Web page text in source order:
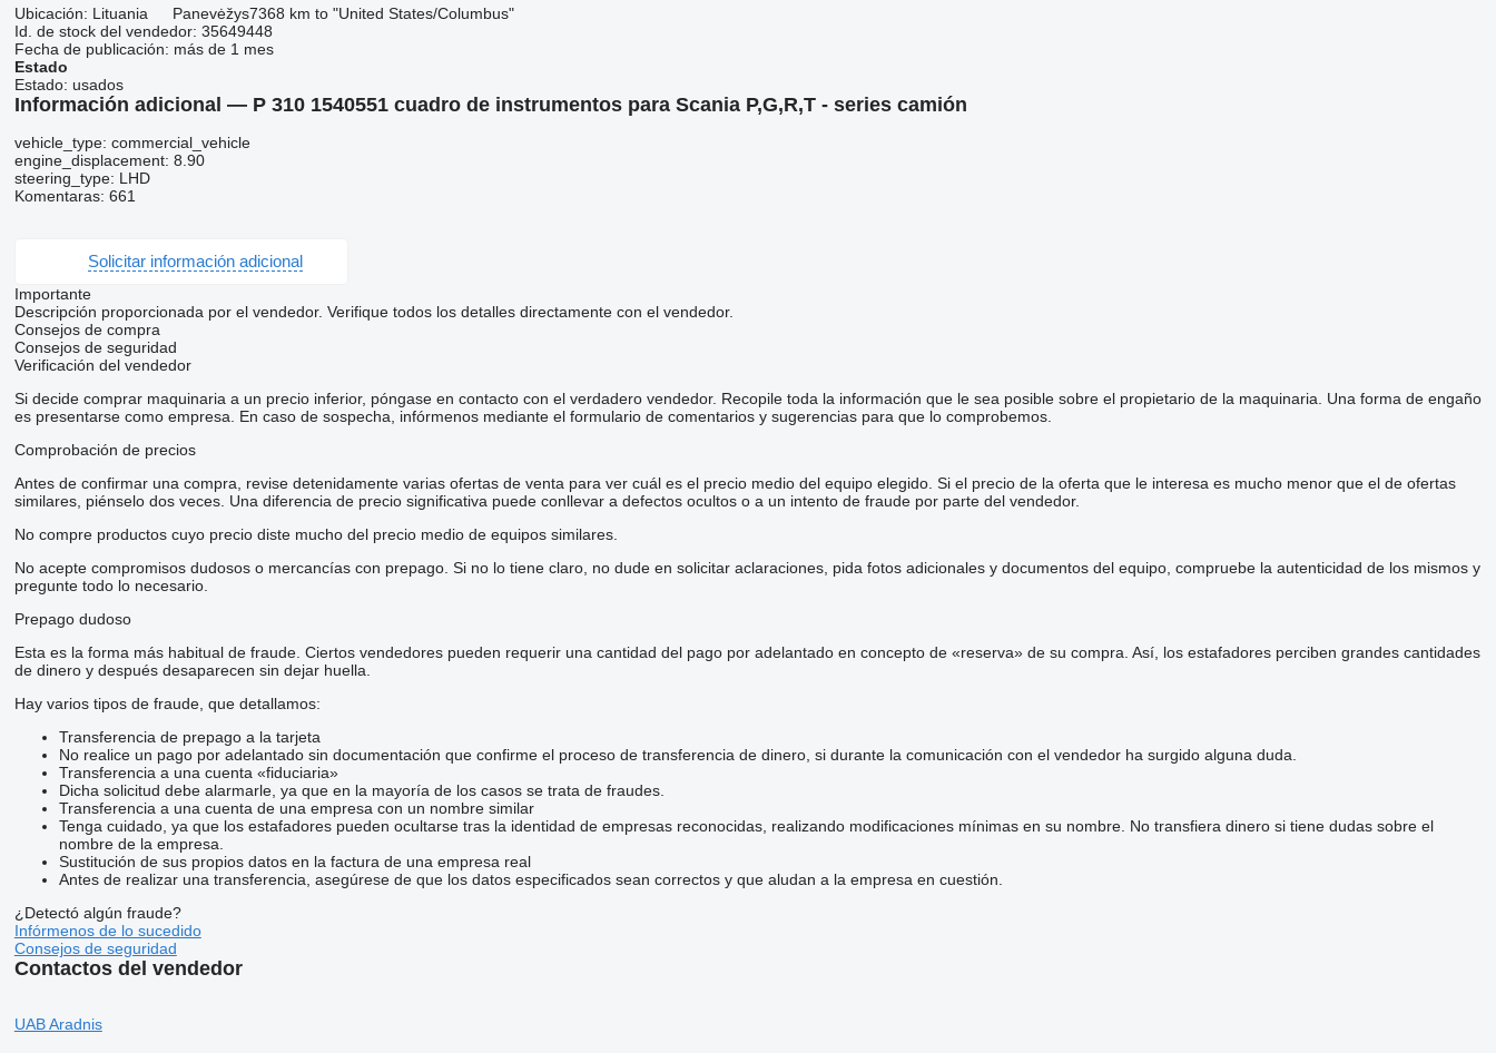
Ubicación: Lituania Panevėžys7368 km to "United States/Columbus"
Id. de stock del vendedor: 35649448
Fecha de publicación: más de 1 mes
Estado
Estado: usados
Información adicional — P 310 1540551 cuadro de instrumentos para Scania P,G,R,T - series camión
vehicle_type: commercial_vehicle
engine_displacement: 8.90
steering_type: LHD
Komentaras: 661
Solicitar información adicional
Importante
Descripción proporcionada por el vendedor. Verifique todos los detalles directamente con el vendedor.
Consejos de compra
Consejos de seguridad
Verificación del vendedor
Si decide comprar maquinaria a un precio inferior, póngase en contacto con el verdadero vendedor. Recopile toda la información que le sea posible sobre el propietario de la maquinaria. Una forma de engaño
es presentarse como empresa. En caso de sospecha, infórmenos mediante el formulario de comentarios y sugerencias para que lo comprobemos.
Comprobación de precios
Antes de confirmar una compra, revise detenidamente varias ofertas de venta para ver cuál es el precio medio del equipo elegido. Si el precio de la oferta que le interesa es mucho menor que el de ofertas
similares, piénselo dos veces. Una diferencia de precio significativa puede conllevar a defectos ocultos o a un intento de fraude por parte del vendedor.
No compre productos cuyo precio diste mucho del precio medio de equipos similares.
No acepte compromisos dudosos o mercancías con prepago. Si no lo tiene claro, no dude en solicitar aclaraciones, pida fotos adicionales y documentos del equipo, compruebe la autenticidad de los mismos y
pregunte todo lo necesario.
Prepago dudoso
Esta es la forma más habitual de fraude. Ciertos vendedores pueden requerir una cantidad del pago por adelantado en concepto de «reserva» de su compra. Así, los estafadores perciben grandes cantidades
de dinero y después desaparecen sin dejar huella.
Hay varios tipos de fraude, que detallamos:
Transferencia de prepago a la tarjeta
No realice un pago por adelantado sin documentación que confirme el proceso de transferencia de dinero, si durante la comunicación con el vendedor ha surgido alguna duda.
Transferencia a una cuenta «fiduciaria»
Dicha solicitud debe alarmarle, ya que en la mayoría de los casos se trata de fraudes.
Transferencia a una cuenta de una empresa con un nombre similar
Tenga cuidado, ya que los estafadores pueden ocultarse tras la identidad de empresas reconocidas, realizando modificaciones mínimas en su nombre. No transfiera dinero si tiene dudas sobre el
nombre de la empresa.
Sustitución de sus propios datos en la factura de una empresa real
Antes de realizar una transferencia, asegúrese de que los datos especificados sean correctos y que aludan a la empresa en cuestión.
¿Detectó algún fraude?
Infórmenos de lo sucedido
Consejos de seguridad
Contactos del vendedor
UAB Aradnis